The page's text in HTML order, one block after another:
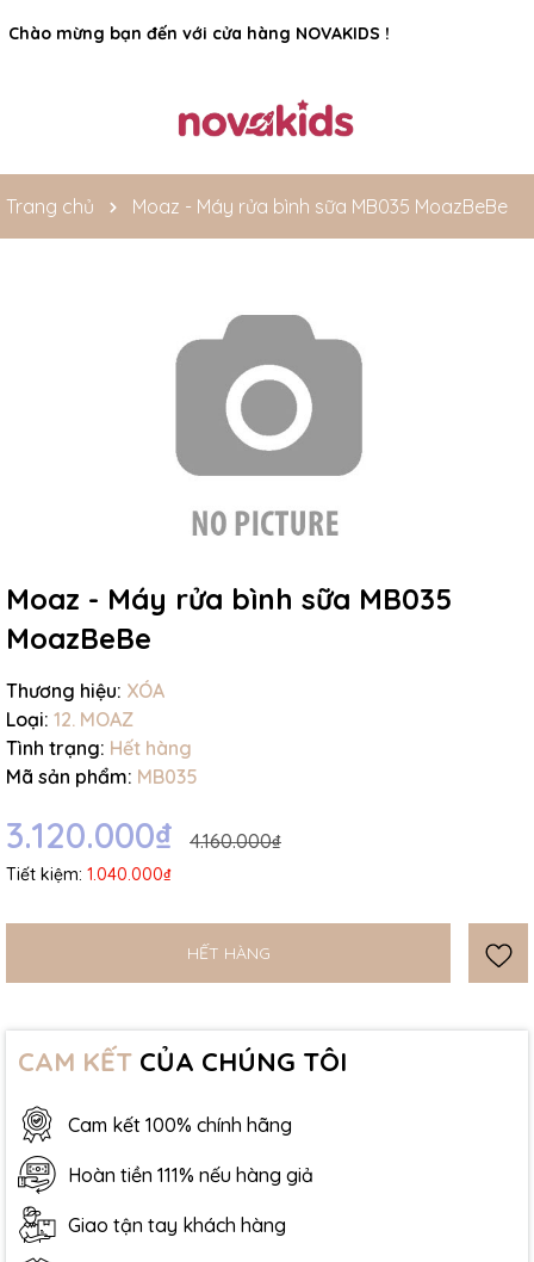
Chào mừng bạn đến với cửa hàng NOVAKIDS !
Rất nhiều ưu đãi và chương trình khuyến mãi đang chờ đợi
bạn
Trang chủ Moaz - Máy rửa bình sữa MB035 MoazBeBe
Moaz - Máy rửa bình sữa MB035
MoazBeBe
Thương hiệu: XÓA
Loại: 12. MOAZ
Tình trạng: Hết hàng
Mã sản phẩm: MB035
3.120.000₫ 4.160.000₫
Tiết kiệm: 1.040.000₫
HẾT HÀNG
CAM KẾT CỦA CHÚNG TÔI
Cam kết 100% chính hãng
Hoàn tiền 111% nếu hàng giả
Giao tận tay khách hàng
Điều kiện: